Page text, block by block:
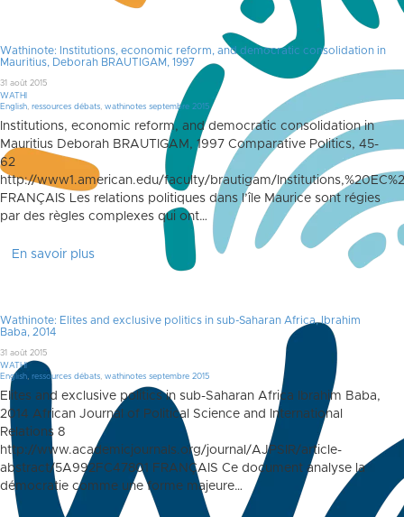
Wathinote: Institutions, economic reform, and democratic consolidation in
Mauritius, Deborah BRAUTIGAM, 1997
31 août 2015
WATHI
English, ressources débats, wathinotes septembre 2015
Institutions, economic reform, and democratic consolidation in
Mauritius Deborah BRAUTIGAM, 1997 Comparative Politics, 45-
62
http://www1.american.edu/faculty/brautigam/
FRANÇAIS Les relations politiques dans l’île Maurice sont régies
par des règles complexes qui ont…
En savoir plus
Wathinote: Elites and exclusive politics in sub-Saharan Africa, Ibrahim
Baba, 2014
31 août 2015
WATHI
English, ressources débats, wathinotes septembre 2015
Elites and exclusive politics in sub-Saharan Africa Ibrahim Baba,
2014 African Journal of Political Science and International
Relations 8
http://www.academicjournals.org/journal/AJPSIR/article-
abstract/5A992FC47801 FRANÇAIS Ce document analyse la
démocratie comme une forme majeure…